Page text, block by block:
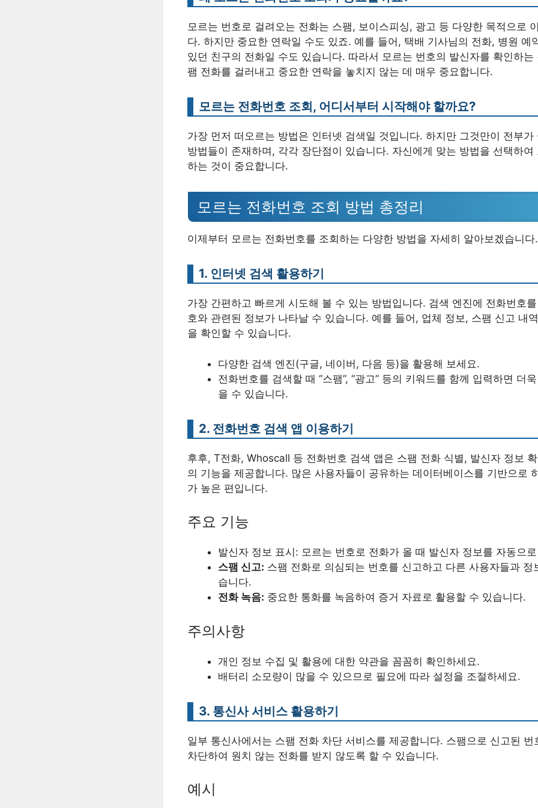
모르는 번호로 걸려오는 전화는 스팸, 보이스피싱, 광고 등 다양한 목적으로
다. 하지만 중요한 연락일 수도 있죠. 예를 들어, 택배 기사님의 전화, 병원 예
있던 친구의 전화일 수도 있습니다. 따라서 모르는 번호의 발신자를 확인하는
팸 전화를 걸러내고 중요한 연락을 놓치지 않는 데 매우 중요합니다.
모르는 전화번호 조회, 어디서부터 시작해야 할까요?
가장 먼저 떠오르는 방법은 인터넷 검색일 것입니다. 하지만 그것만이 전부가
방법들이 존재하며, 각각 장단점이 있습니다. 자신에게 맞는 방법을 선택하여
하는 것이 중요합니다.
모르는 전화번호 조회 방법 총정리
이제부터 모르는 전화번호를 조회하는 다양한 방법을 자세히 알아보겠습니다.
1. 인터넷 검색 활용하기
가장 간편하고 빠르게 시도해 볼 수 있는 방법입니다. 검색 엔진에 전화번호
호와 관련된 정보가 나타날 수 있습니다. 예를 들어, 업체 정보, 스팸 신고 내
을 확인할 수 있습니다.
다양한 검색 엔진(구글, 네이버, 다음 등)을 활용해 보세요.
전화번호를 검색할 때 “스팸”, “광고” 등의 키워드를 함께 입력하면 더
을 수 있습니다.
2. 전화번호 검색 앱 이용하기
후후, T전화, Whoscall 등 전화번호 검색 앱은 스팸 전화 식별, 발신자 정보
의 기능을 제공합니다. 많은 사용자들이 공유하는 데이터베이스를 기반으로
가 높은 편입니다.
주요 기능
발신자 정보 표시: 모르는 번호로 전화가 올 때 발신자 정보를 자동으
스팸 신고: 스팸 전화로 의심되는 번호를 신고하고 다른 사용자들과 정
습니다.
전화 녹음: 중요한 통화를 녹음하여 증거 자료로 활용할 수 있습니다.
주의사항
개인 정보 수집 및 활용에 대한 약관을 꼼꼼히 확인하세요.
배터리 소모량이 많을 수 있으므로 필요에 따라 설정을 조절하세요.
3. 통신사 서비스 활용하기
일부 통신사에서는 스팸 전화 차단 서비스를 제공합니다. 스팸으로 신고된 번
차단하여 원치 않는 전화를 받지 않도록 할 수 있습니다.
예시